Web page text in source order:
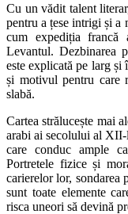
Cu un vădit talent
pentru a țese intrigi și a
cum expediția francă
Levantul. Dezbinarea
este explicată pe larg și
și motivul pentru care
slabă.
Cartea strălucește mai
arabi ai secolului al
care conduc ample
Portretele fizice și
carierelor lor, sondarea
sunt toate elemente
risca uneori să devină